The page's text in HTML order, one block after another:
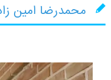
محمدرضا امین